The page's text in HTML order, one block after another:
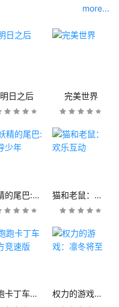
more...
明日之后 完美世界
妖精的尾巴:魔导少年 猫和老鼠：欢乐互动
跑跑卡丁车官方竞速版 权力的游戏：凛冬将至